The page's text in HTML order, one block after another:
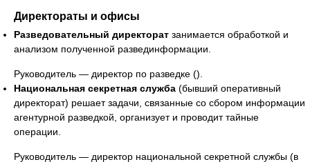
Директораты и офисы
Разведовательный директорат занимается обработкой и
анализом полученной развединформации.
Руководитель — директор по разведке ().
Национальная секретная служба (бывший оперативный
директорат) решает задачи, связанные со сбором информации
агентурной разведкой, организует и проводит тайные
операции.
Руководитель — директор национальной секретной службы (в